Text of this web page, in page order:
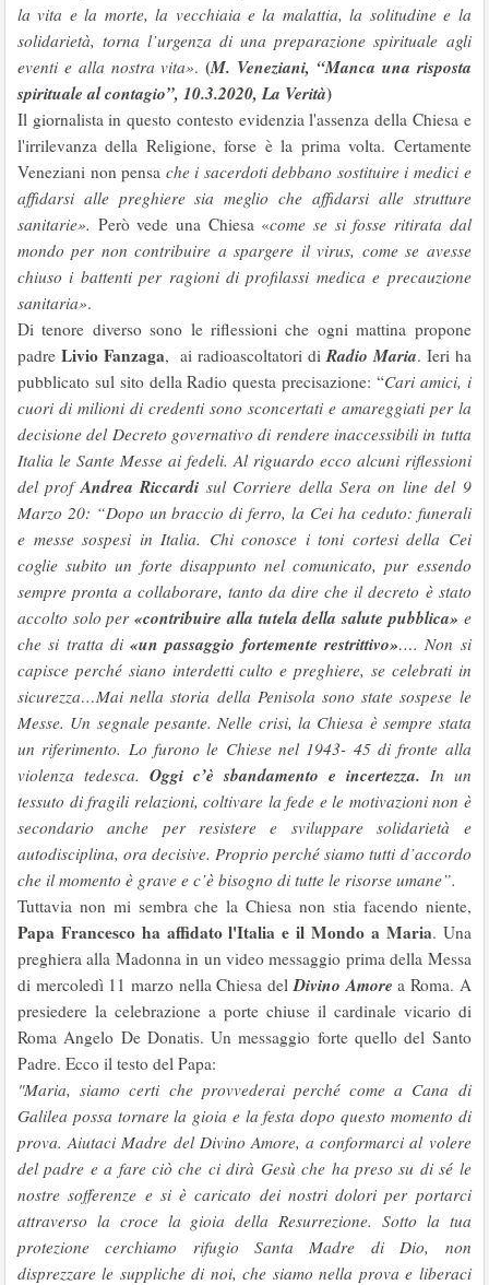
la vita e la morte, la vecchiaia e la malattia, la solitudine e la
solidarietà, torna l’urgenza di una preparazione spirituale agli
eventi e alla nostra vita».(M. Veneziani, “Manca una risposta
spirituale al contagio”, 10.3.2020, La Verità)
Il giornalista in questo contesto evidenzia l'assenza della Chiesa e
l'irrilevanza della Religione, forse è la prima volta. Certamente
Veneziani non pensa che i sacerdoti debbano sostituire i medici e
affidarsi alle preghiere sia meglio che affidarsi alle strutture
sanitarie». Però vede una Chiesa «come se si fosse ritirata dal
mondo per non contribuire a spargere il virus, come se avesse
chiuso i battenti per ragioni diprofilassi medica e precauzione
sanitaria».
Di tenore diverso sono le riflessioni che ogni mattina propone
padre Livio Fanzaga, ai radioascoltatori di Radio Maria. Ieri ha
pubblicato sul sito della Radio questa precisazione: “Cari amici, i
cuori di milioni di credenti sono sconcertati e amareggiati per la
decisione del Decreto governativo di rendere inaccessibili in tutta
Italia le Sante Messe ai fedeli. Al riguardo ecco alcuni riflessioni
del profAndrea Riccardi sul Corriere della Sera on line del 9
Marzo 20: “Dopo un braccio di ferro, la Cei ha ceduto: funerali
e messe sospesi in Italia. Chi conosce i toni cortesi della Cei
coglie subito un forte disappunto nel comunicato, pur essendo
sempre pronta a collaborare, tanto da dire che il decreto è stato
accolto solo per«contribuire alla tutela della salute pubblica» e
che si tratta di«un passaggio fortemente restrittivo»…. Non si
capisce perché siano interdetti culto e preghiere, se celebrati in
sicurezza…Mai nella storia della Penisola sono state sospese le
Messe. Un segnale pesante. Nelle crisi, la Chiesa è sempre stata
un riferimento. Lo furono le Chiese nel 1943- 45 di fronte alla
violenza tedesca. Oggi c’è sbandamento e incertezza. In un
tessuto di fragili relazioni, coltivare la fede e le motivazioni non è
secondario anche per resistere e sviluppare solidarietà e
autodisciplina, ora decisive. Proprio perché siamo tutti d’accordo
che il momento è grave e c’è bisogno di tutte le risorse umane”.
Tuttavia non mi sembra che la Chiesa non stia facendo niente,
Papa Francesco ha affidato l'Italia e il Mondo a Maria. Una
preghiera alla Madonna in un video messaggio prima della Messa
di mercoledì 11 marzo nella Chiesa delDivino Amore a Roma. A
presiedere la celebrazione a porte chiuse il cardinale vicario di
Roma Angelo De Donatis. Un messaggio forte quello del Santo
Padre. Ecco il testo del Papa:
"Maria, siamo certi che provvederai perché come a Cana di
Galilea possa tornare la gioia e la festa dopo questo momento di
prova. Aiutaci Madre del Divino Amore, a conformarci al volere
del padre e a fare ciò che ci dirà Gesù che ha preso su di sé le
nostre sofferenze e si è caricato dei nostri dolori per portarci
attraverso la croce la gioia della Resurrezione. Sotto la tua
protezione cerchiamo rifugio Santa Madre di Dio, non
disprezzare le suppliche di noi, che siamo nella prova e liberaci